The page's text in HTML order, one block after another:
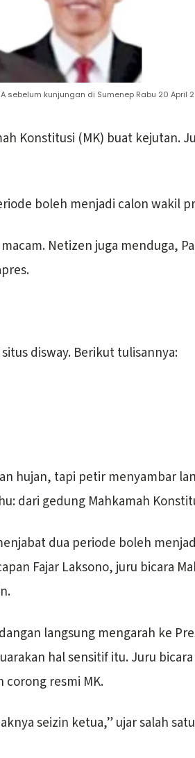
sebelum kunjungan di Sumenep Rabu 20 April
Konstitusi (MK) buat kejutan.
boleh menjadi calon wakil
Netizen juga menduga,
disway. Berikut tulisannya:
hujan, tapi petir menyambar
dari gedung Mahkamah
dua periode boleh
Fajar Laksono, juru bicara
langsung mengarah ke
hal sensitif itu. Juru
corong resmi MK.
seizin ketua,” ujar salah satu